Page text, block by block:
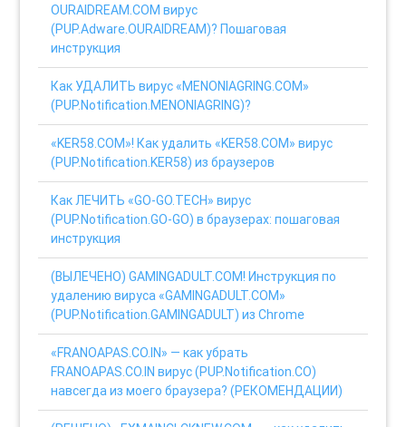
OURAIDREAM.COM вирус
(PUP.Adware.OURAIDREAM)? Пошаговая
инструкция
Как УДАЛИТЬ вирус «MENONIAGRING.COM»
(PUP.Notification.MENONIAGRING)?
«KER58.COM»! Как удалить «KER58.COM» вирус
(PUP.Notification.KER58) из браузеров
Как ЛЕЧИТЬ «GO-GO.TECH» вирус
(PUP.Notification.GO-GO) в браузерах: пошаговая
инструкция
(ВЫЛЕЧЕНО) GAMINGADULT.COM! Инструкция по
удалению вируса «GAMINGADULT.COM»
(PUP.Notification.GAMINGADULT) из Chrome
«FRANOAPAS.CO.IN» — как убрать
FRANOAPAS.CO.IN вирус (PUP.Notification.CO)
навсегда из моего браузера? (РЕКОМЕНДАЦИИ)